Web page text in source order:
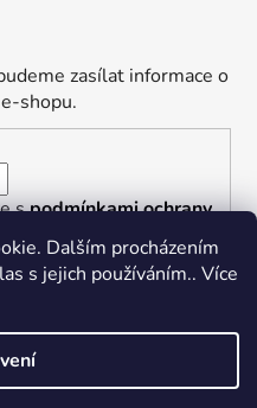
Dalším procházením
s jejich používáním.. Více
zasílat informace o
shopu.
spodmínkami ochrany